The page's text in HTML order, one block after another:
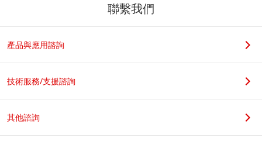
聯繫我們
產品與應用諮詢
技術服務/支援諮詢
其他諮詢